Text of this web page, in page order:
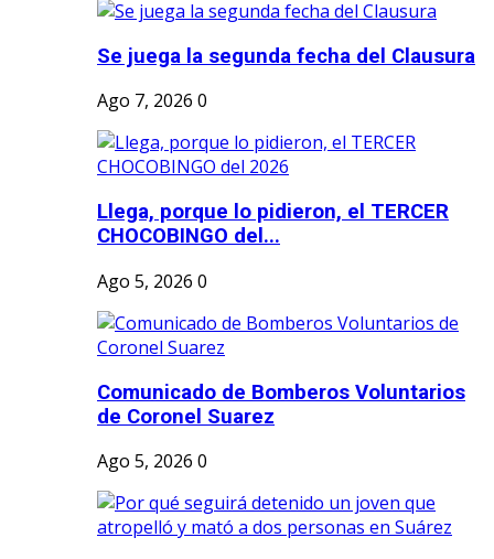
Se juega la segunda fecha del Clausura
Ago 7, 2026 0
Llega, porque lo pidieron, el TERCER
CHOCOBINGO del...
Ago 5, 2026 0
Comunicado de Bomberos Voluntarios
de Coronel Suarez
Ago 5, 2026 0